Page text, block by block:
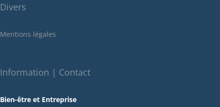
mai 2022
décembre 2021
octobre 2021
juillet 2021
Divers
Mentions légales
Information | Contact
Bien-être et Entreprise